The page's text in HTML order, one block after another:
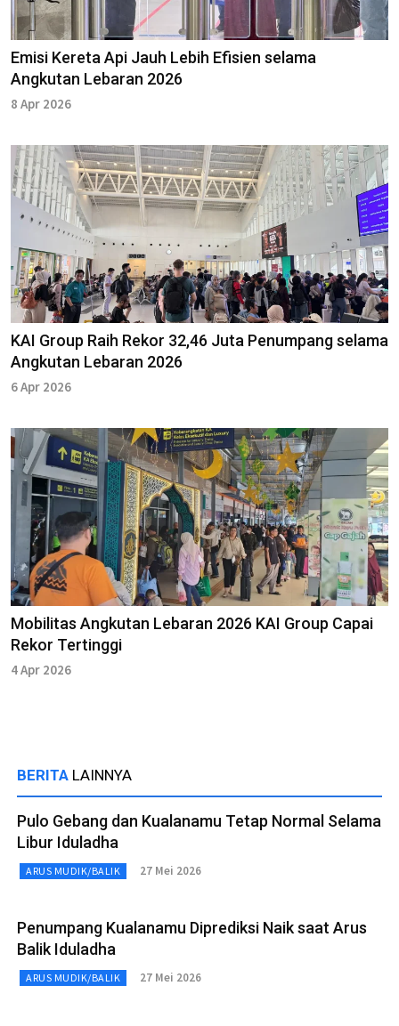
Emisi Kereta Api Jauh Lebih Efisien selama
Angkutan Lebaran 2026
8 Apr 2026
KAI Group Raih Rekor 32,46 Juta Penumpang selama
Angkutan Lebaran 2026
6 Apr 2026
Mobilitas Angkutan Lebaran 2026 KAI Group Capai
Rekor Tertinggi
4 Apr 2026
BERITA LAINNYA
Pulo Gebang dan Kualanamu Tetap Normal Selama
Libur Iduladha
ARUS MUDIK/BALIK 27 Mei 2026
Penumpang Kualanamu Diprediksi Naik saat Arus
Balik Iduladha
ARUS MUDIK/BALIK 27 Mei 2026